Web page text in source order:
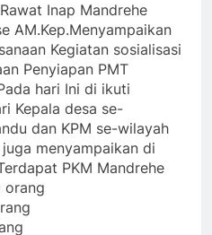
Inap Mandrehe
AM.Kep.Menyampaikan
Kegiatan sosialisasi
Penyiapan PMT
hari Ini di ikuti
Kepala desa se-
dan KPM se-wilayah
menyampaikan di
PKM Mandrehe
orang